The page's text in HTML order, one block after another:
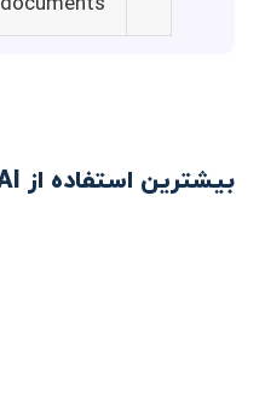
بیشترین استفاده از CoWriter AI